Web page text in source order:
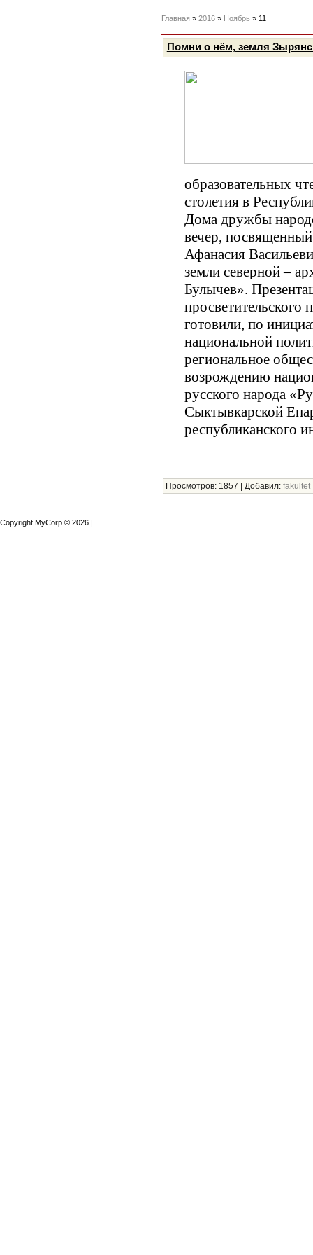
Главная » 2016 » Ноябрь » 11
Помни о нём, земля
образовательных
столетия в
Дома дружбы
вечер, посвященный
Афанасия
земли северной –
Булычев».
просветительского
готовили, по
национальной
региональное
возрождению
русского народа
Сыктывкарской
республиканского
Просмотров: 1857 | Добавил: fakultet
Copyright MyCorp © 2026 |